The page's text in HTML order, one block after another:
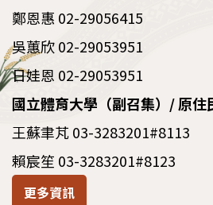
鄭恩惠 02-29056415
吳蕙欣 02-29053951
日娃恩 02-29053951
國立體育大學（副召集）/ 原住
王蘇聿芃 03-3283201#8113
賴宸笙 03-3283201#8123
更多資訊